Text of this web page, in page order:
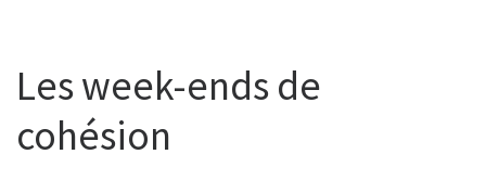
Les week-ends de
cohésion